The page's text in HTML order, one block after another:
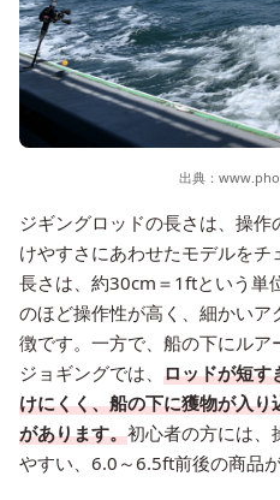
出典：
ジギングロッドの長さは、操
けやすさにあわせたモデルを
長さは、約30cm＝1ftという単
のほど操作性が高く、細かい
徴です。一方で、船の下にル
ジョギングでは、 ロッドが短す
けにくく、船の下に獲物が入
があります。初心者の方には、
やすい、6.0～6.5ft前後の商品が